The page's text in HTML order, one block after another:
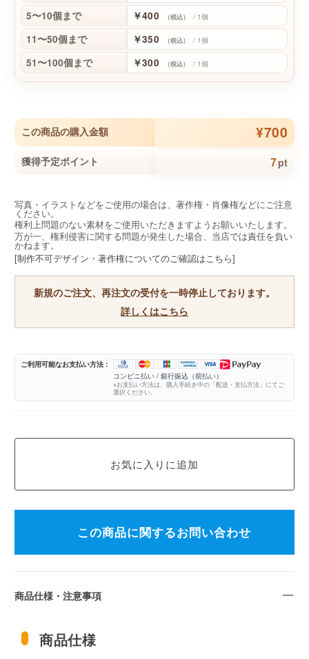
5〜10個まで ￥400 （税込） / 1個
11〜50個まで ￥350 （税込） / 1個
51〜100個まで ￥300 （税込） / 1個
この商品の購入金額 ¥700
獲得予定ポイント 7pt
写真・イラストなどをご使用の場合は、著作権・肖像権などにご注意
ください。
権利上問題のない素材をご使用いただきますようお願いいたします。
万が一、権利侵害に関する問題が発生した場合、当店では責任を負い
かねます。
[制作不可デザイン・著作権についてのご確認はこちら]
新規のご注文、再注文の受付を一時停止しております。
詳しくはこちら
ご利用可能なお支払い方法 :
コンビニ払い / 銀行振込（前払い）
※お支払い方法は、購入手続き中の「配送・支払方法」にてご
選択ください。
この商品に関するお問い合わせ
商品仕様・注意事項
商品仕様